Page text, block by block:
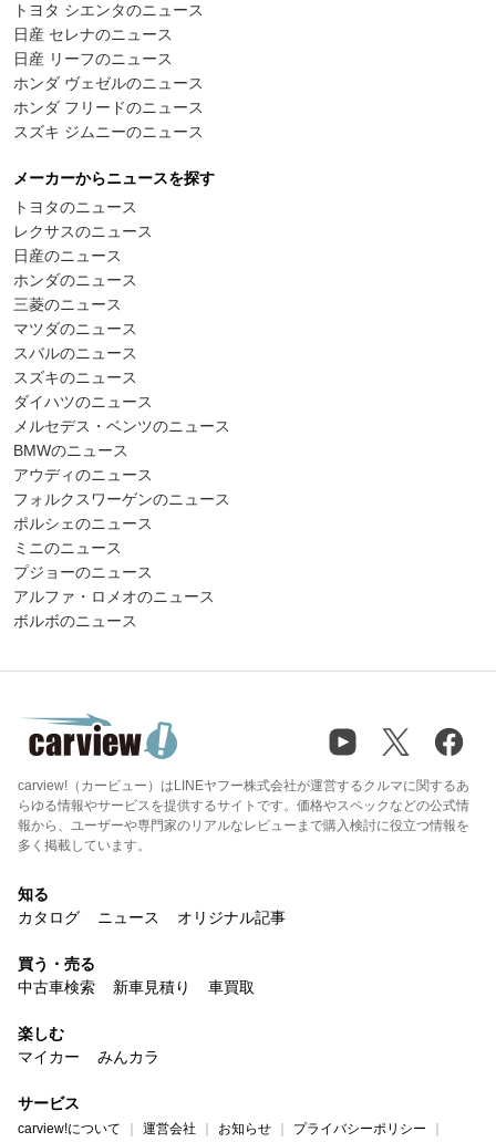
トヨタ シエンタのニュース
日産 セレナのニュース
日産 リーフのニュース
ホンダ ヴェゼルのニュース
ホンダ フリードのニュース
スズキ ジムニーのニュース
メーカーからニュースを探す
トヨタのニュース
レクサスのニュース
日産のニュース
ホンダのニュース
三菱のニュース
マツダのニュース
スバルのニュース
スズキのニュース
ダイハツのニュース
メルセデス・ベンツのニュース
BMWのニュース
アウディのニュース
フォルクスワーゲンのニュース
ポルシェのニュース
ミニのニュース
プジョーのニュース
アルファ・ロメオのニュース
ボルボのニュース
carview!（カービュー）はLINEヤフー株式会社が運営するクルマに関するあ
らゆる情報やサービスを提供するサイトです。価格やスペックなどの公式情
報から、ユーザーや専門家のリアルなレビューまで購入検討に役立つ情報を
多く掲載しています。
知る
カタログ
ニュース オリジナル記事
買う・売る
中古車検索
新車見積り 車買取
楽しむ
マイカー
みんカラ
サービス
carview!について 運営会社 お知らせ プライバシーポリシー